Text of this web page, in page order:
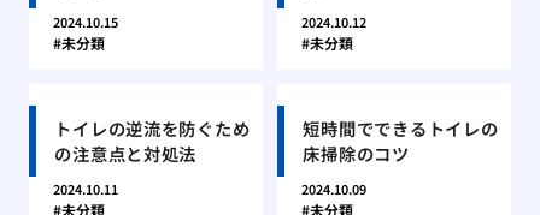
2024.10.15
未分類
2024.10.12
未分類
トイレの逆流を防ぐため
の注意点と対処法
2024.10.11
未分類
短時間でできるトイレの
床掃除のコツ
2024.10.09
未分類